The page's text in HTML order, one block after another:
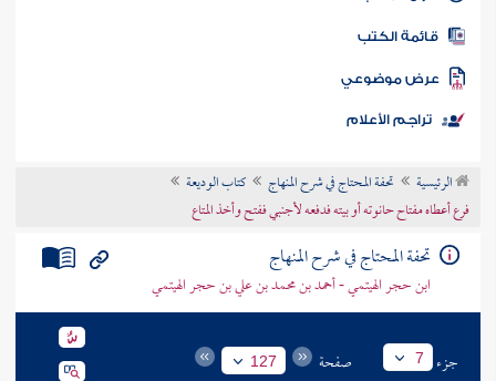
المكتبة
الكتب
موضوعي
تراجم الأعلام
الرئيسية تحفة المحتاج في شرح المنهاج
كتاب الوديعة
فرع أعطاه مفتاح حانوته أو بيته فدفعه لأجنبي ففتح وأخذ المتاع
تحفة المحتاج في شرح المنهاج
ابن حجر الهيتمي - أحمد بن محمد بن علي بن حجر الهيتمي
جزء 7 صفحة 127